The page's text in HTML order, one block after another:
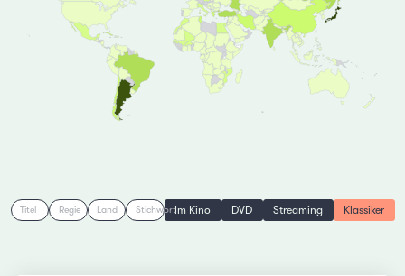
Titel Regie Land StichwortIm Kino DVD Streaming Klassiker